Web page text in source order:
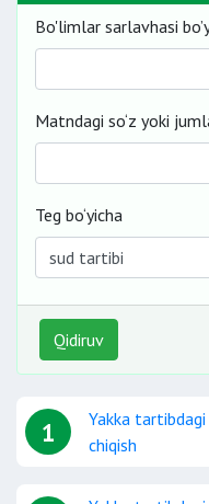
Bo'limlar sarlavhasi
Matndagi so‘z yoki
Teg bo‘yicha
Qidiruv
1
Yakka
chiqish